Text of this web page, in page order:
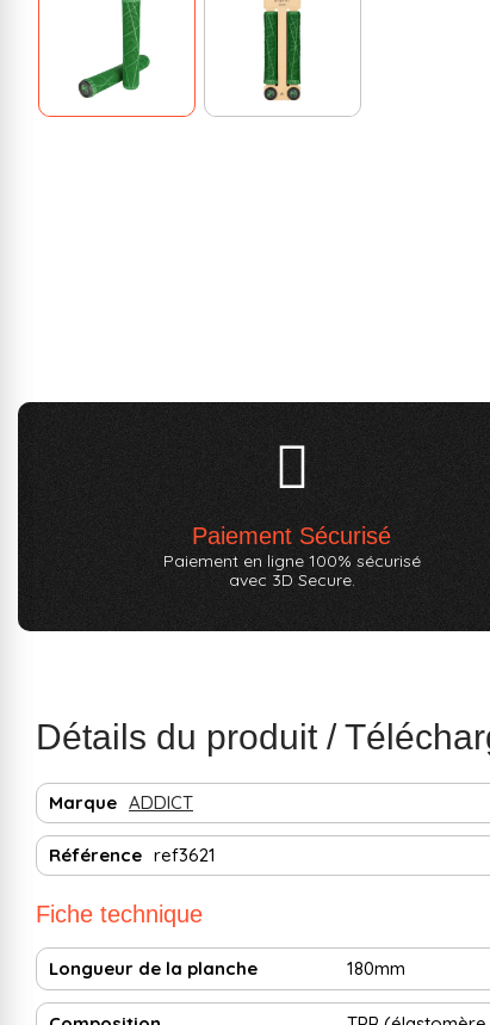
Paiement Sécurisé
Paiement en ligne 100% sécurisé
avec 3D Secure.
Détails du produit /
Marque ADDICT
Référence ref3621
Fiche technique
Longueur de la planche 180mm